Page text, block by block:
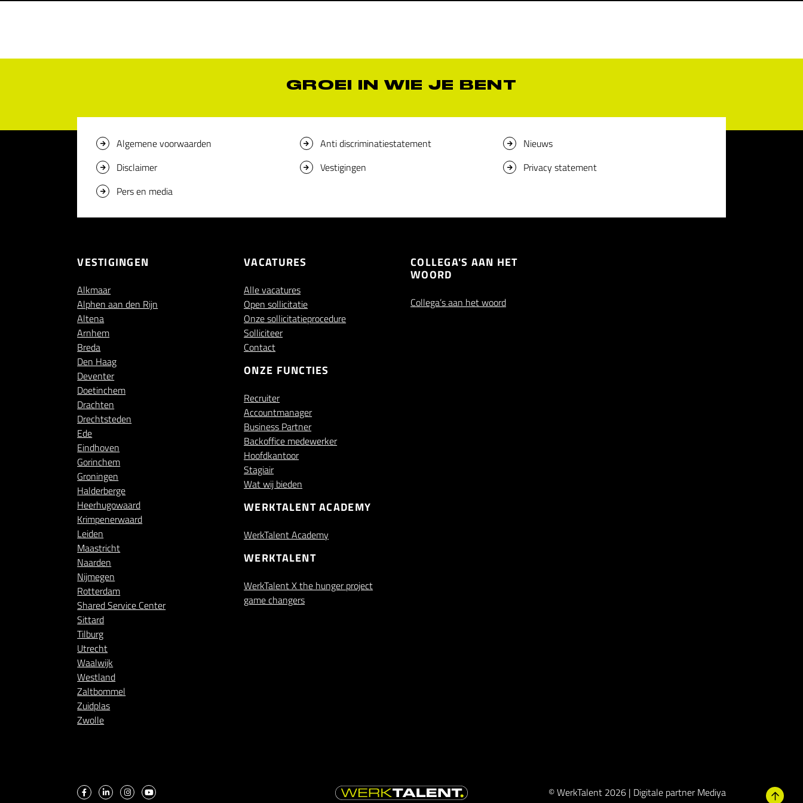
GROEI IN WIE JE BENT
Algemene voorwaarden Anti discriminatiestatement
Nieuws
Disclaimer
Vestigingen
Privacy statement
Pers en media
VESTIGINGEN
Alkmaar
Alphen aan den Rijn
Altena
Arnhem
Breda
Den Haag
Deventer
Doetinchem
Drachten
Drechtsteden
Ede
Eindhoven
Gorinchem
Groningen
Halderberge
Heerhugowaard
Krimpenerwaard
Leiden
Maastricht
Naarden
Nijmegen
Rotterdam
Shared Service Center
Sittard
Tilburg
Utrecht
Waalwijk
Westland
Zaltbommel
Zuidplas
Zwolle
VACATURES
Alle vacatures
Open sollicitatie
Onze sollicitatieprocedure
Solliciteer
Contact
ONZE FUNCTIES
Recruiter
Accountmanager
Business Partner
Backoffice medewerker
Hoofdkantoor
Stagiair
Wat wij bieden
WERKTALENT ACADEMY
WerkTalent Academy
WERKTALENT
WerkTalent X the hunger project
game changers
COLLEGA'S AAN HET
WOORD
Collega’s aan het woord
© WerkTalent 2026 | Digitale partner Mediya